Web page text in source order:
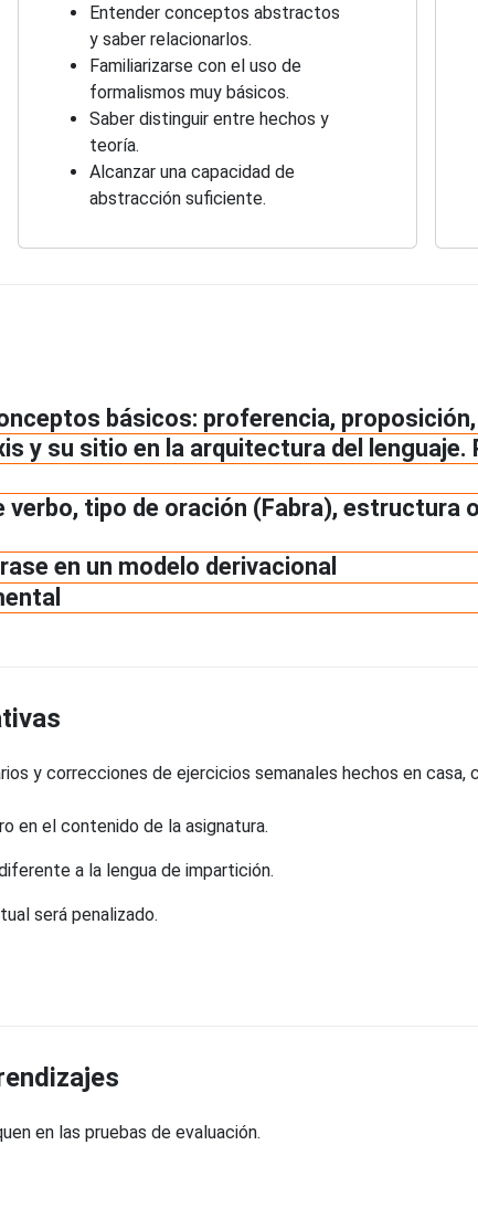
Entender conceptos abstractos
y saber relacionarlos.
Familiarizarse con el uso de
formalismos muy básicos.
Saber distinguir entre hechos y
teoría.
Alcanzar una capacidad de
abstracción suficiente.
básicos: proferencia,
y su sitio en la arquitectura del lenguaje.
tipo de oración (Fabra), estructura
en un modelo derivacional
y correcciones de ejercicios semanales hechos en casa,
en el contenido de la asignatura.
a la lengua de impartición.
será penalizado.
en las pruebas de evaluación.